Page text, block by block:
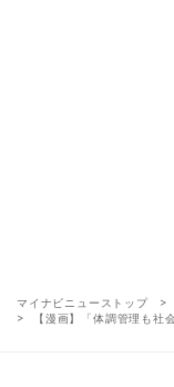
マイナビニューストップ
【漫画】「体調管理も社